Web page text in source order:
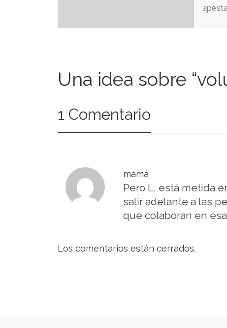
Una idea sobre
1 Comentario
mamá
Pero L, está metida
salir adelante a las
que colaboran en
Los comentarios están cerrados.